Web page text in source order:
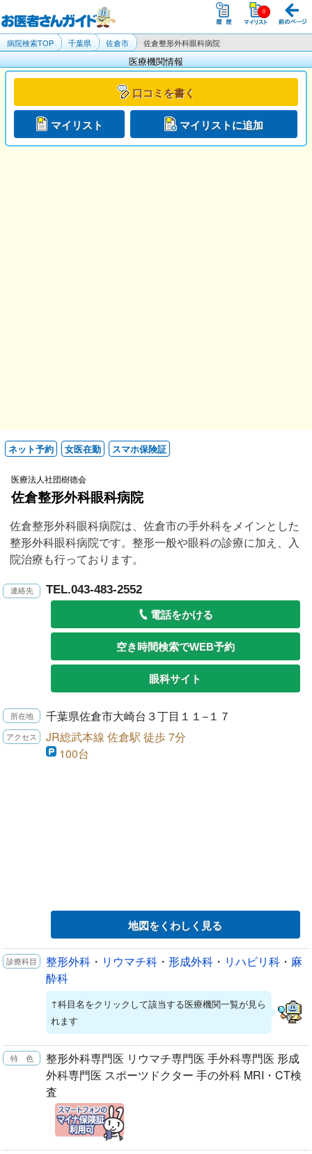
病院検索TOP 千葉県 佐倉市 佐倉整形外科眼科病院
医療機関情報
口コミを書く
マイリスト マイリストに追加
ネット予約 女医在勤 スマホ保険証
医療法人社団樹徳会
佐倉整形外科眼科病院
佐倉整形外科眼科病院は、佐倉市の手外科をメインとした
整形外科眼科病院です。整形一般や眼科の診療に加え、入
院治療も行っております。
TEL.043-483-2552
電話をかける
空き時間検索でWEB予約
眼科サイト
千葉県佐倉市大崎台３丁目１１−１７
JR総武本線 佐倉駅 徒歩 7分
100台
地図をくわしく見る
整形外科 ・ リウマチ科 ・ 形成外科 ・ リハビリ科 ・ 麻
酔科
↑科目名をクリックして該当する医療機関一覧が見ら
れます
整形外科専門医 リウマチ専門医 手外科専門医 形成
外科専門医 スポーツドクター 手の外科 MRI・CT検
査